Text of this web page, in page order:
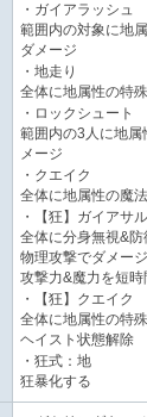
・ガイアラッシュ
範囲内の対象に地
ダメージ
・地走り
全体に地属性の特
・ロックシュート
範囲内の3人に地属
メージ
・クエイク
全体に地属性の魔
・【狂】ガイアサ
全体に分身無視&
物理攻撃でダメージ
攻撃力&魔力を短時
・【狂】クエイク
全体に地属性の特
ヘイスト状態解除
・狂式：地
狂暴化する